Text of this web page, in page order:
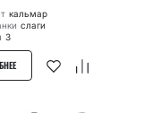
кальмар
слаги
3